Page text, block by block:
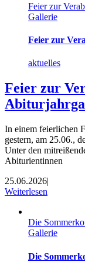
Feier zur
Gallerie
Feier zur
aktuelles
Feier zur
In einem feierlichen
gestern, am 25.06.,
Unter den
Abiturientinnen
25.06.2026|
Weiterlesen
Die
Gallerie
Die